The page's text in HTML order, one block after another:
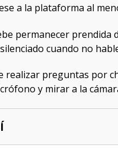
a la plataforma al
permanecer
cuando no
realizar preguntas
y mirar a la